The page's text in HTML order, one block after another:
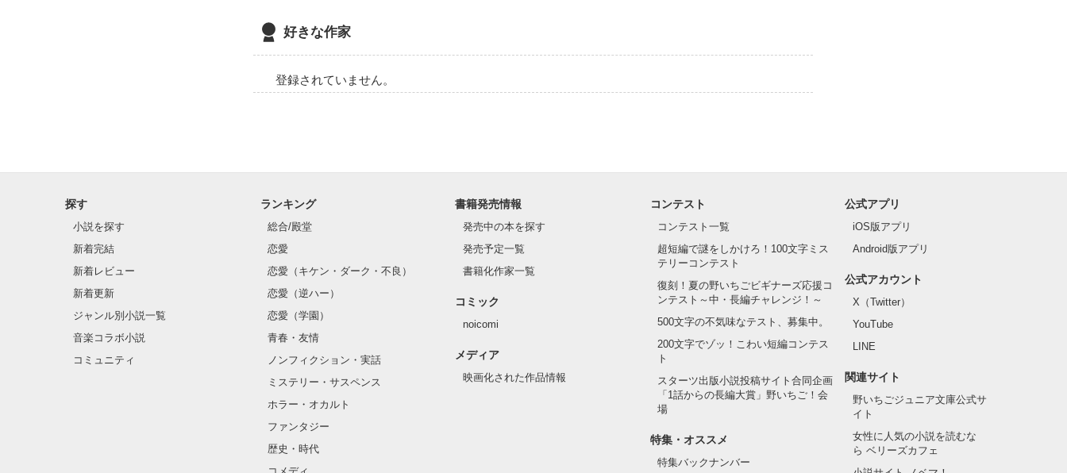
好きな作家
登録されていません。
探す
小説を探す
新着完結
新着レビュー
新着更新
ジャンル別小説一覧
音楽コラボ小説
コミュニティ
ランキング
総合/殿堂
恋愛
恋愛（キケン・ダーク・不良）
恋愛（逆ハー）
恋愛（学園）
青春・友情
ノンフィクション・実話
ミステリー・サスペンス
ホラー・オカルト
ファンタジー
歴史・時代
書籍発売情報
発売中の本を探す
発売予定一覧
書籍化作家一覧
コミック
noicomi
メディア
映画化された作品情報
コンテスト
コンテスト一覧
超短編で謎をしかけろ！100文字ミス
テリーコンテスト
復刻！夏の野いちごビギナーズ応援コ
ンテスト～中・長編チャレンジ！～
500文字の不気味なテスト、募集中。
200文字でゾッ！こわい短編コンテス
ト
スターツ出版小説投稿サイト合同企画
「1話からの長編大賞」野いちご！会
場
特集・オススメ
特集バックナンバー
公式アプリ
iOS版アプリ
Android版アプリ
公式アカウント
X（Twitter）
YouTube
LINE
関連サイト
野いちごジュニア文庫公式サ
イト
女性に人気の小説を読むな
ら ベリーズカフェ